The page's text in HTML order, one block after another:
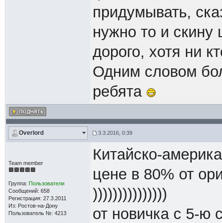
придумывать,
нужно то и
дорого, хотя ни
Одним словом
ребята
Overlord 3.3.2016, 0:39
Team member
Группа: Пользователи
Сообщений: 658
Регистрация: 27.3.2011
Из: Ростов-на-Дону
Пользователь №: 4213
Китайско-
цене в 80% от
)))))))))))))))
от новичка с 5-